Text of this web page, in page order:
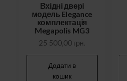
Вхідні двері
модель Elegance
комплектація
Megapolis MG3
25 500,00 грн.
Додати в
кошик